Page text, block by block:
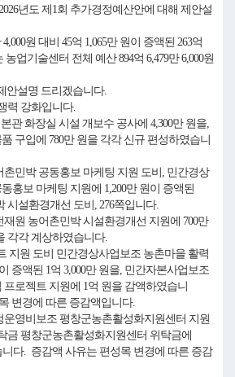
년도 제1회 추가경정예산안에 대해 제안설
원 대비 45억 1,065만 원이 증액된 263억
농업기술센터 전체 예산 894억 6,479만 6,000원
안설명 드리겠습니다.
력 강화입니다.
관 화장실 시설 개보수 공사에 4,300만 원을,
구입에 780만 원을 각각 신규 편성하였습니
민박 공동홍보 마케팅 지원 도비, 민간경상
홍보 마케팅 지원에 1,200만 원이 증액된
시설환경개선 도비, 276쪽입니다.
원 농어촌민박 시설환경개선 지원에 700만
각각 계상하였습니다.
지원 도비 민간경상사업보조 농촌마을 활력
증액된 1억 3,000만 원을, 민간자본사업보조
로젝트 지원에 1억 원을 감액하였습니
변경에 따른 증감액입니다.
영비보조 평창군농촌활성화지원센터 지원
금 평창군농촌활성화지원센터 위탁금에
니다. 증감액 사유는 편성목 변경에 따른 증감